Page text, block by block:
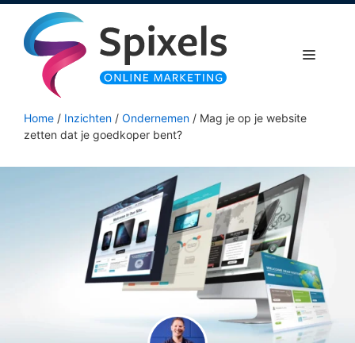
naar
inhoud
Menu
Home / Inzichten / Ondernemen / Mag je op je website
zetten dat je goedkoper bent?